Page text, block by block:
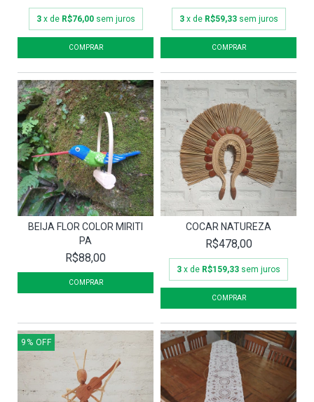
3 x de R$76,00 sem juros 3 x de R$59,33 sem juros
BEIJA FLOR COLOR MIRITI
PA
R$88,00
COCAR NATUREZA
R$478,00
3 x de R$159,33 sem juros
9 % OFF